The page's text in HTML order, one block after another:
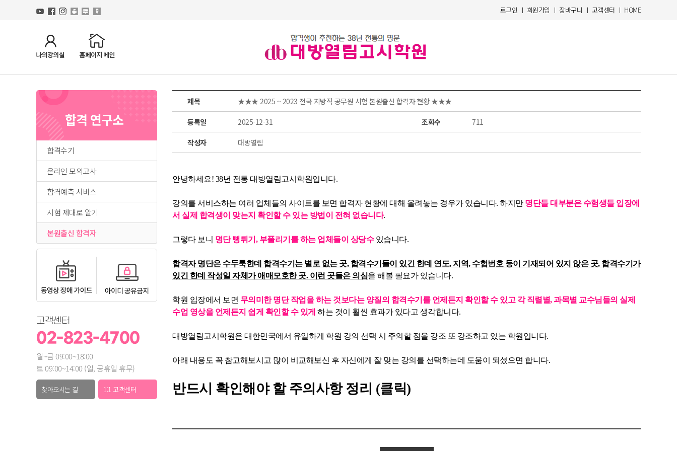
로그인 ㅣ 회원가입 ㅣ 장바구니 ㅣ 고객센터 ㅣ HOME
합격 연구소
합격수기
온라인 모의고사
합격예측 서비스
시험 제대로 알기
본원출신 합격자
고객센터
02-823-4700
월~금 09:00~18:00
토 09:00~14:00 (일, 공휴일 휴무)
찾아오시는 길 1:1 고객센터
제목 ★★★ 2025 ~ 2023 전국 지방직 공무원 시험 본원출신 합격자 현황 ★★★
등록일 2025-12-31 조회수 711
작성자 대방열림
안녕하세요! 38년 전통 대방열림고시학원입니다.
강의를 서비스하는 여러 업체들의 사이트를 보면 합격자 현황에 대해 올려놓는 경우가 있습니다. 하지만 명단들 대부분은 수험생들 입장에
서 실제 합격생이 맞는지 확인할 수 있는 방법이 전혀 없습니다.
그렇다 보니 명단 뻥튀기, 부풀리기를 하는 업체들이 상당수있습니다.
합격자 명단은 수두룩한데 합격수기는 별로 없는 곳, 합격수기들이 있긴 한데 연도, 지역, 수험번호 등이 기재되어 있지 않은 곳, 합격수기가
있긴 한데 작성일 자체가 애매모호한 곳. 이런 곳들은 의심을 해볼 필요가 있습니다.
학원 입장에서 보면 무의미한 명단 작업을 하는 것보다는 양질의 합격수기를 언제든지 확인할 수 있고 각 직렬별, 과목별 교수님들의 실제
수업 영상을 언제든지 쉽게 확인할 수 있게 하는 것이 훨씬 효과가 있다고 생각합니다.
대방열림고시학원은 대한민국에서 유일하게 학원 강의 선택 시 주의할 점을 강조 또 강조하고 있는 학원입니다.
아래 내용도 꼭 참고해보시고 많이 비교해보신 후 자신에게 잘 맞는 강의를 선택하는데 도움이 되셨으면 합니다.
반드시 확인해야 할 주의사항 정리 (클릭)